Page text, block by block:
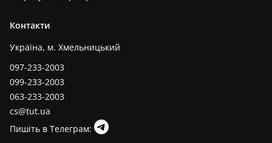
Контакти
Україна, м. Хмельницький
097-233-2003
099-233-2003
063-233-2003
cs@tut.ua
Пишіть в Телеграм: